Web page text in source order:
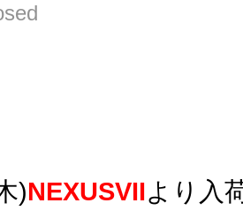
)NEXUSVIIより入